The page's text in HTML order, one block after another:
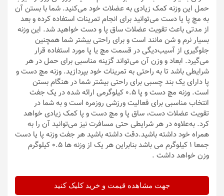
حمل این وزنه کمک زیادی به عضلات خود می‌کنید. شما با بستن آن
به مچ پا یا دست می‌توانید برای انجام تمرینات استفاده کرده و بعد
از مدتی باعث تقویت عضلات ساق پا و دست خواهید شد. این وزنه
بسیار نرم و شن مانند است و برای راحتی بیشتر شما همچنین
جلوگیری از آسیب‌دیگی در قسمت مچ یا پا مورد استفاده قرار
می‌گیرد. ابعاد و وزن آن می‌تواند گزینه مناسبی برای حمل در هر
شرایطی باشد تا به راحتی به تمرینات خود بپردازید. وزنه مچ دست و
پا دارای یک بند چسبی برای راحتی بیشتر شما در هنگام بستن
است. وزنه مچ دست و پا 0.5 کیلوگرمی ارائه شده در یک جفت
انتخاب مناسبی برای فعالیت ورزشی روزمره است و به شما در
تقویت عضلات دست، ساق پا و مچ دست و پا کمک زیادی خواهد
کرد. به‌علاوه در هر شرایطی حتی مسافرت نیز می‌توانید آن را به
همراه خود داشته باشید.دقت داشته باشید هر جفت وزنه پا یا دست
جمعا 1 کیلوگرم می باشد بنابراین هر یک از وزنه ها 0.5 کیلوگرم
وزن خواهد داشت .
جهت مشاهده قیمت و خرید کلیک کنید